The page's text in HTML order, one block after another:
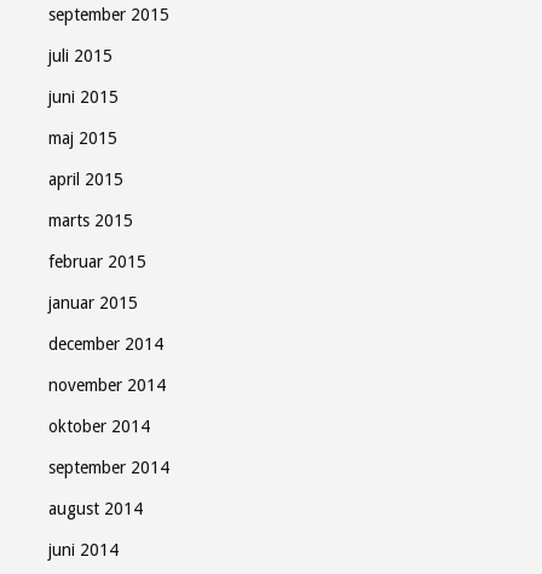
september 2015
juli 2015
juni 2015
maj 2015
april 2015
marts 2015
februar 2015
januar 2015
december 2014
november 2014
oktober 2014
september 2014
august 2014
juni 2014